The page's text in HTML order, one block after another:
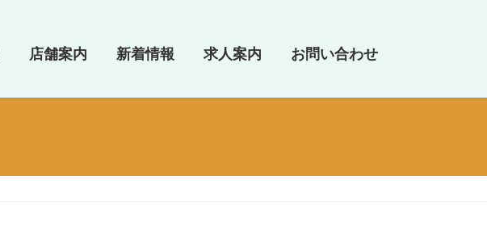
店舗案内 新着情報 求人案内 お問い合わせ